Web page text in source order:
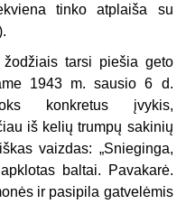
tinko atplaiša su
žodžiais tarsi piešia geto
1943 m. sausio 6 d.
konkretus įvykis,
iš kelių trumpų sakinių
vaizdas: „Snieginga,
baltai. Pavakarė.
ir pasipila gatvelėmis